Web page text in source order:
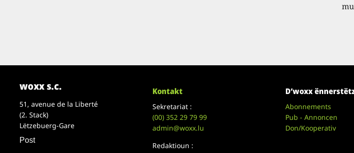
woxx s.c.
51, avenue de la Liberté
(2. Stack)
Lëtzebuerg-Gare
Post
Kontakt
Sekretariat :
(00)352 29 79 99
admin@woxx.lu
Redaktioun :
D’woxx
Abonnements
Pub - Annoncen
Don/Kooperativ